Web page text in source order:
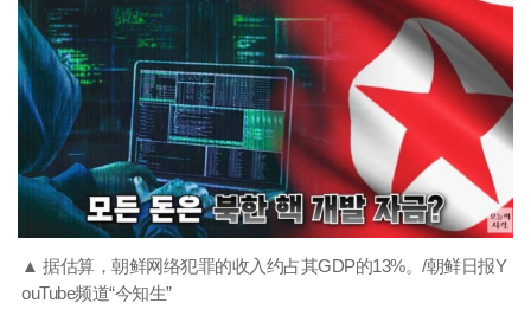
▲ 据估算，朝鲜网络犯罪的收入约占其GDP的13%。/朝鲜日报Y
ouTube频道“今知生”